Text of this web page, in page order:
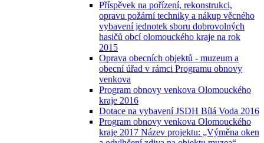
Příspěvek na pořízení, rekonstrukci,
opravu požární techniky a nákup věcného
vybavení jednotek sboru dobrovolných
hasičů obcí olomouckého kraje na rok
2015
Oprava obecních objektů - muzeum a
obecní úřad v rámci Programu obnovy
venkova
Program obnovy venkova Olomouckého
kraje 2016
Dotace na vybavení JSDH Bílá Voda 2016
Program obnovy venkova Olomouckého
kraje 2017 Název projektu: „Výměna oken